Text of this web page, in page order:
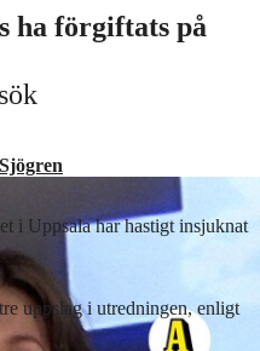
ha förgiftats på
i Uppsala har hastigt insjuknat
uppslag i utredningen, enligt